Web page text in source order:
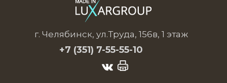
г. Челябинск, ул.Труда, 156в, 1 этаж
+7 (351) 7-55-55-10